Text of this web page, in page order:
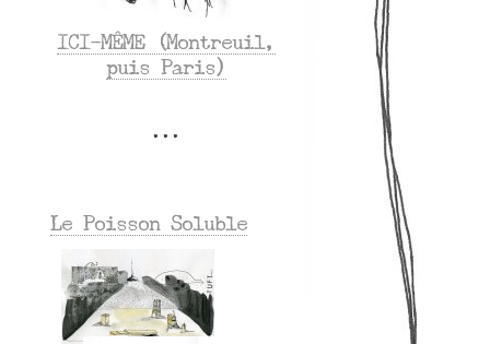
ICI-MÊME (Montreuil,
puis Paris)
Le Poisson Soluble